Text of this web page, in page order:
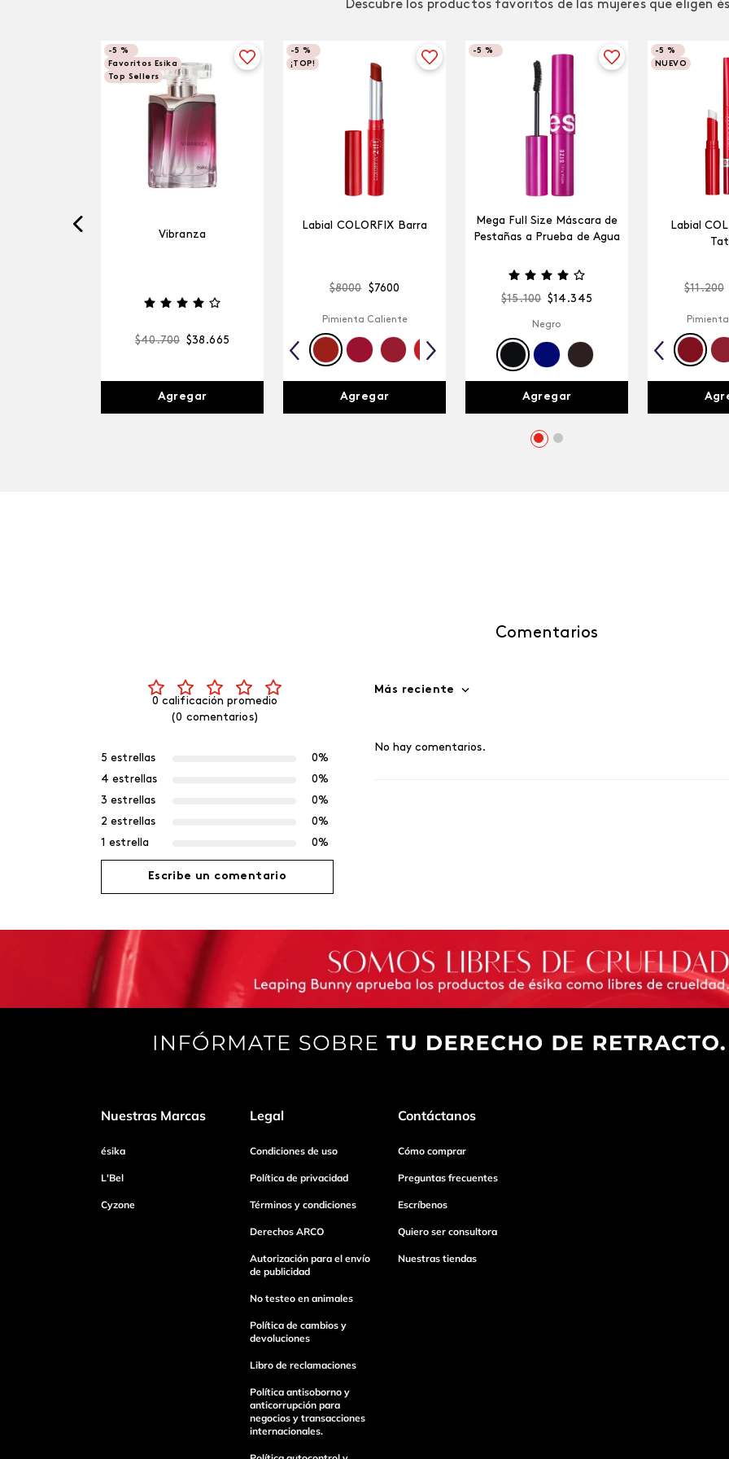
Descubre los productos favoritos de las mujeres que eligen
-5 %
Favoritos Esika
Top Sellers
Vibranza
$40.700 $38 .665
Agregar
-5 %
¡TOP!
Labial COLORFIX Barra
$8000 $7600
Pimienta Caliente
Agregar
-5 %
Mega Full Size Máscara de
Pestañas a Prueba de Agua
$15.100 $14 .345
Negro
Agregar
-5 %
NUEVO
Labial
$11.200
Comentarios
0 calificación promedio
(0 comentarios)
5 estrellas
0%
4 estrellas
0%
3 estrellas
0%
2 estrellas
0%
1 estrella
0%
Escribe un comentario
Agregar comentario
Título
Escribe un comentario
Enviar Comentario
Más reciente
No hay comentarios.
Nuestras Marcas
ésika
L'Bel
Cyzone
Legal
Condiciones de uso
Política de privacidad
Términos y condiciones
Derechos ARCO
Autorización para el envío
de publicidad
No testeo en animales
Política de cambios y
devoluciones
Libro de reclamaciones
Política antisoborno y
anticorrupción para
negocios y transacciones
internacionales.
Contáctanos
Cómo comprar
Preguntas frecuentes
Escríbenos
Quiero ser consultora
Nuestras tiendas